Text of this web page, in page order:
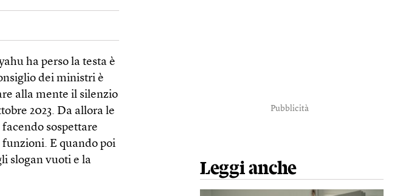
ha perso la testa è
dei ministri è
alla mente il silenzio
2023. Da allora le
sospettare
E quando poi
slogan vuoti e la
Pubblicità
Leggi anche